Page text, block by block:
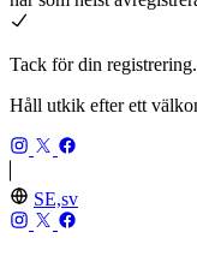
Tack för din registrering.
Håll utkik efter ett
SE,sv